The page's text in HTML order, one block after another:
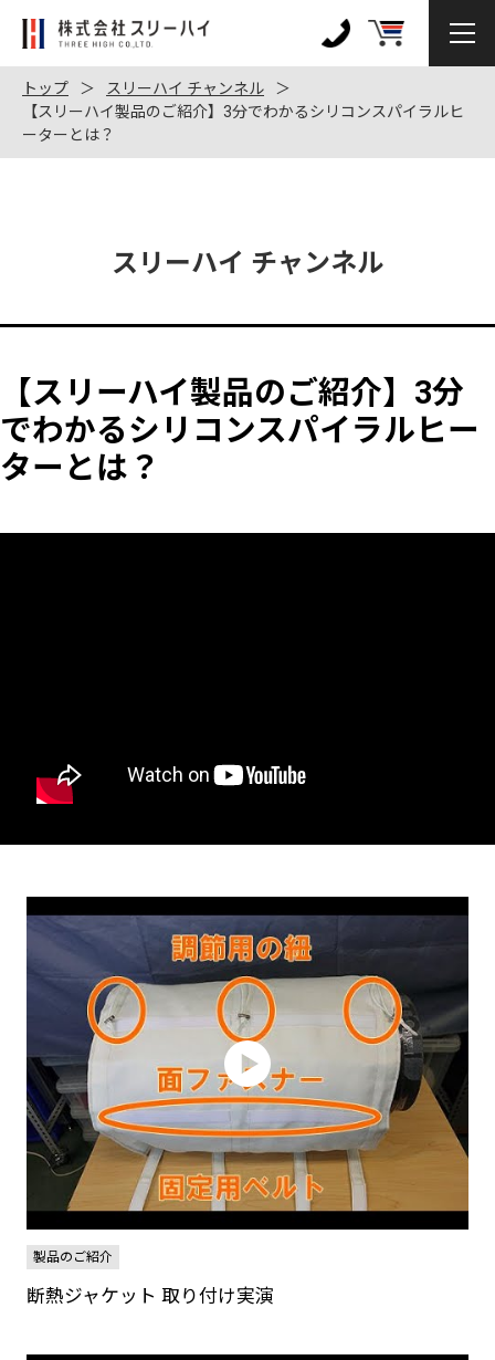
株
会
社
ス
リ
128
トップ
スリーハイ チャンネル
【スリーハイ製品のご紹介】3分でわかるシリコンスパイラルヒ
ーターとは？
スリーハイ チャンネル
【スリーハイ製品のご紹介】3分
でわかるシリコンスパイラルヒー
ターとは？
製品のご紹介
断熱ジャケット 取り付け実演